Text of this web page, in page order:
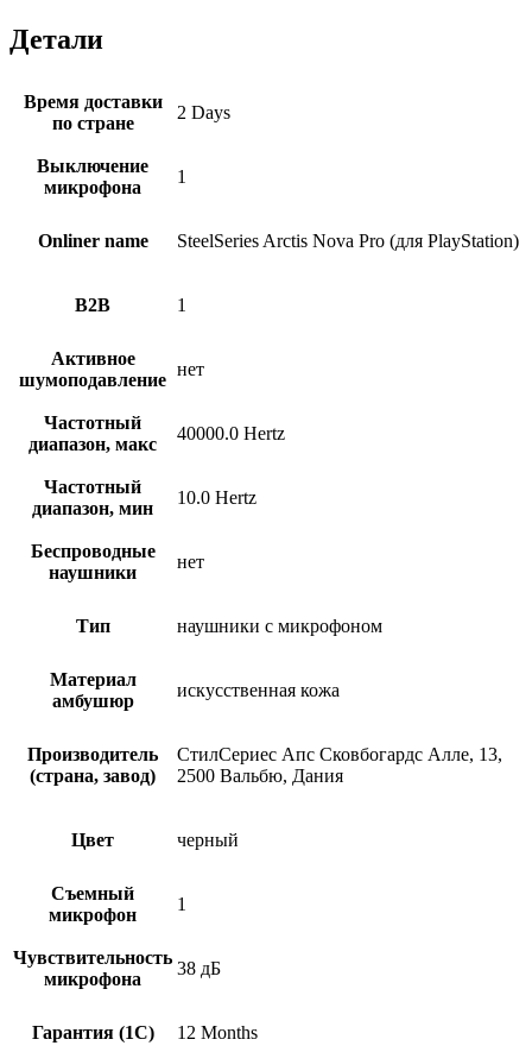
черный
(61527)
Детали
Время доставки
по стране
2 Days
Выключение
микрофона
1
Onliner name SteelSeries Arctis Nova Pro (для PlayStation)
B2B 1
Активное
шумоподавление
нет
Частотный
диапазон, макс
40000.0 Hertz
Частотный
диапазон, мин
10.0 Hertz
Беспроводные
наушники
нет
Тип наушники с микрофоном
Материал
амбушюр
искусственная кожа
Производитель
(страна, завод)
СтилСериес Апс Сковбогардс Алле, 13,
2500 Вальбю, Дания
Цвет черный
Съемный
микрофон
1
Чувствительность
микрофона
38 дБ
Гарантия (1С) 12 Months